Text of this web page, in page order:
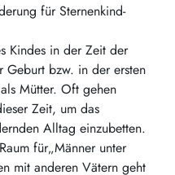
für Sternenkind-
Kindes in der Zeit der
Geburt bzw. in der ersten
Mütter. Oft gehen
Zeit, um das
Alltag einzubetten.
für„Männer unter
mit anderen Vätern geht